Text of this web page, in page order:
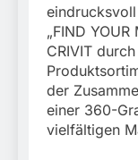
„FIND
CRIVIT
der
einer 360-
vielfältigen